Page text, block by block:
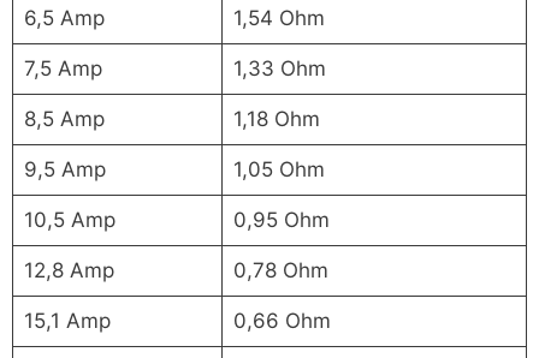
6,5 Amp 1,54 Ohm
7,5 Amp 1,33 Ohm
8,5 Amp 1,18 Ohm
9,5 Amp 1,05 Ohm
10,5 Amp 0,95 Ohm
12,8 Amp 0,78 Ohm
15,1 Amp 0,66 Ohm